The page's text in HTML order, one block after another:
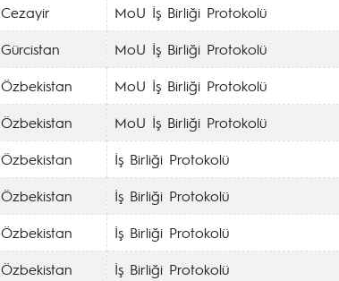
Cezayir MoU İş Birliği Protokolü
Gürcistan MoU İş Birliği Protokolü
Özbekistan MoU İş Birliği Protokolü
Özbekistan MoU İş Birliği Protokolü
Özbekistan İş Birliği Protokolü
Özbekistan İş Birliği Protokolü
Özbekistan İş Birliği Protokolü
Özbekistan İş Birliği Protokolü